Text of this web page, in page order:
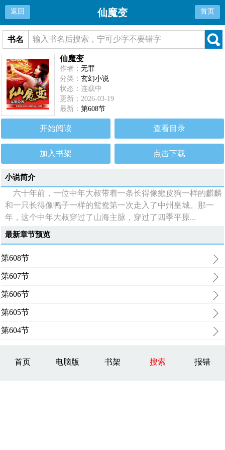
返回 仙魔变 首页
书名
仙魔变
作者：无罪
分类：玄幻小说
状态：连载中
更新：2026-03-19
最新：第608节
开始阅读 查看目录
加入书架 点击下载
小说简介
六十年前，一位中年大叔带着一条长得像癞皮狗一样的麒麟
和一只长得像鸭子一样的鸳鸯第一次走入了中州皇城。那一
年，这个中年大叔穿过了山海主脉，穿过了四季平原...
最新章节预览
第608节
第607节
第606节
第605节
第604节
首页 电脑版 书架 搜索 报错